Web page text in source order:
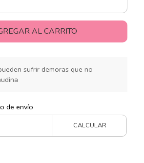
AL CARRITO
sufrir demoras que no
de envío
CALCULAR